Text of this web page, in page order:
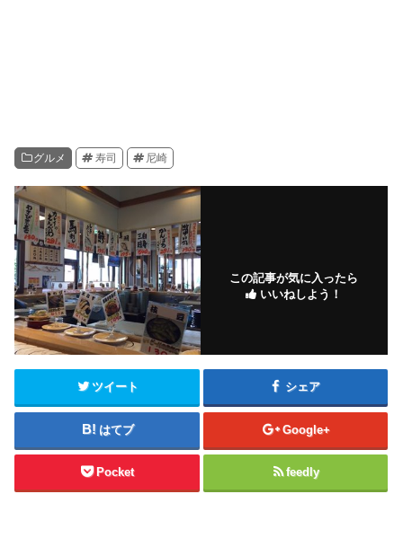
グルメ 寿司 尼崎
この記事が気に入ったら
いいねしよう！
ツイート シェア
はてブ Google+
Pocket feedly